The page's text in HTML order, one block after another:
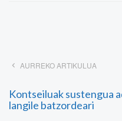
AURREKO ARTIKULUA
Kontseiluak sustengua
langile batzordeari